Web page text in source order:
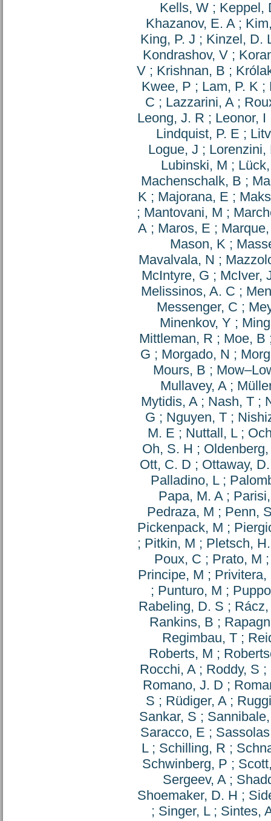
Kells, W; Keppel,
Khazanov, E. A;
King, P. J ; Kinzel, D.
Kondrashov, V ;
V ; Krishnan, B ;
Kwee, P ; Lam, P. K;
C ; Lazzarini, A;
Leong, J. R ; Leonor, I
Lindquist, P. E ;
Logue, J ; Lorenzini,
Lubinski, M ;
Machenschalk, B ;
K ; Majorana, E ;
; Mantovani, M ;
A; Maros, E ;
Mason, K;
Mavalvala, N ;
McIntyre, G ; McIver,
Melissinos, A. C ;
Messenger, C ;
Minenkov, Y ;
Mittleman, R ; Moe, B
G ; Morgado, N ;
Mours, B ;
Mullavey, A;
Mytidis, A; Nash, T;
G ; Nguyen, T ;
M. E ; Nuttall, L;
Oh, S. H ;
Ott, C. D ; Ottaway,
Palladino, L;
Papa, M. A;
Pedraza, M ; Penn,
Pickenpack, M ;
; Pitkin, M ; Pletsch,
Poux, C ; Prato, M
Principe, M ; Privitera,
; Punturo, M ;
Rabeling, D. S ;
Rankins, B ;
Regimbau, T;
Roberts, M ;
Rocchi, A; Roddy, S ;
Romano, J. D ;
S ; Rüdiger, A;
Sankar, S ;
Saracco, E ;
L; Schilling, R ;
Schwinberg, P ;
Sergeev, A;
Shoemaker, D. H ;
; Singer, L; Sintes,